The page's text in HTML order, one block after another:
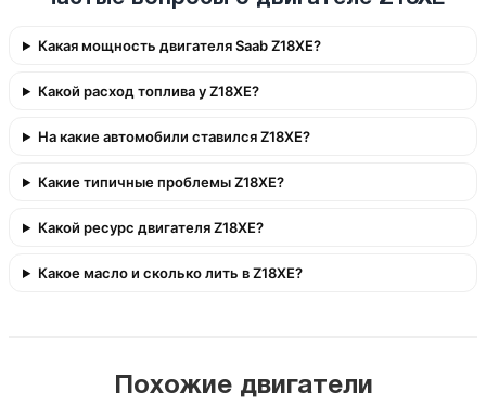
Какая мощность двигателя Saab Z18XE?
Какой расход топлива у Z18XE?
На какие автомобили ставился Z18XE?
Какие типичные проблемы Z18XE?
Какой ресурс двигателя Z18XE?
Какое масло и сколько лить в Z18XE?
Похожие двигатели